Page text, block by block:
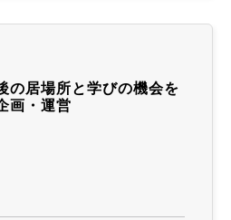
の居場所と学びの機会を
画・運営